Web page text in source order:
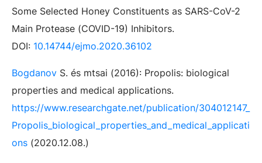
Some Selected Honey Constituents as SARS-CoV-2
Main Protease (COVID-19) Inhibitors.
DOI: 10.14744/ejmo.2020.36102
Bogdanov S. és mtsai (2016): Propolis: biological
properties and medical applications.
https://www.researchgate.net/publication/304012147_
Propolis_biological_properties_and_medical_applicati
ons (2020.12.08.)